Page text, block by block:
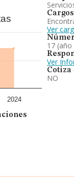
2024
Cargos
Ver
17 (año
Ver
Cotiza
NO